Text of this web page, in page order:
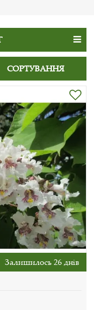
СОРТУВАННЯ
Залишилось 26 днів